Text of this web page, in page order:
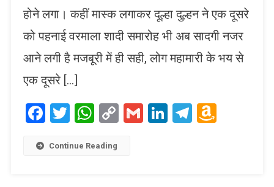
होने लगा। कहीं मास्क लगाकर दूल्हा दुल्हन ने एक दूसरे
को पहनाई वरमाला शादी समारोह भी अब सादगी नजर
आने लगी है मजबूरी में ही सही, लोग महामारी के भय से
एक दूसरे […]
Facebook
Twitter
WhatsApp
CopyGmailLinkedIn
Telegram
Continue Reading